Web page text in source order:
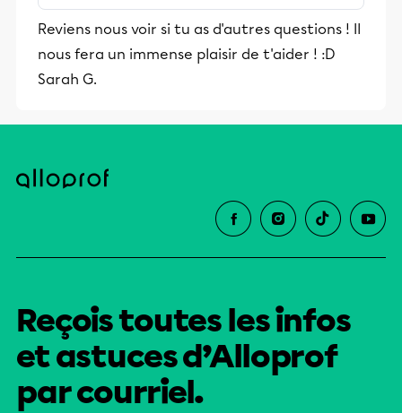
stimulants, Alloprof engage les élèves
et leurs parents dans la réussite
éducative.
Reviens nous voir si tu as d'autres questions ! Il
nous fera un immense plaisir de t'aider ! :D
Sarah G.
Reçois toutes les infos
et astuces d’Alloprof
par courriel.